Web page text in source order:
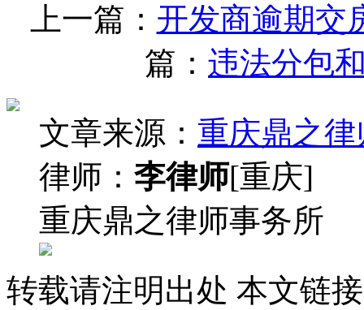
上一篇： 开发商逾期交
篇： 违法分包
文章来源： 重庆鼎之
律师： 李律师[重庆]
重庆鼎之律师事务所
转载请注明出处 本文链